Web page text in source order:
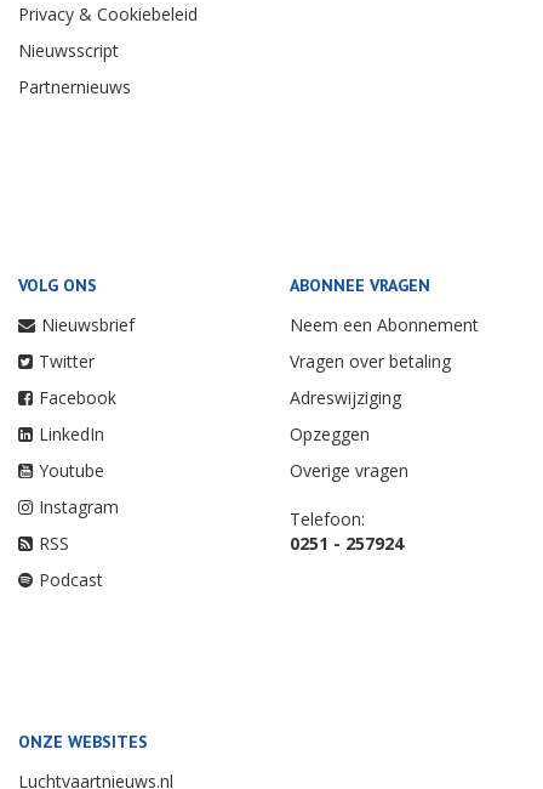
Privacy & Cookiebeleid
Nieuwsscript
Partnernieuws
VOLG ONS
Nieuwsbrief
Twitter
Facebook
LinkedIn
Youtube
Instagram
RSS
Podcast
ABONNEE VRAGEN
Neem een Abonnement
Vragen over betaling
Adreswijziging
Opzeggen
Overige vragen
Telefoon:
0251 - 257924
ONZE WEBSITES
Luchtvaartnieuws.nl